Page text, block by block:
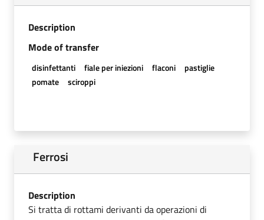
Description
Mode of transfer
disinfettanti fiale per iniezioni flaconi
pastiglie
pomate
sciroppi
Ferrosi
Description
Si tratta di rottami derivanti da operazioni di